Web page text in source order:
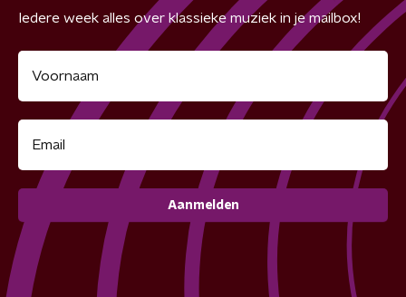
Iedere week alles over klassieke muziek in je mailbox!
Aanmelden